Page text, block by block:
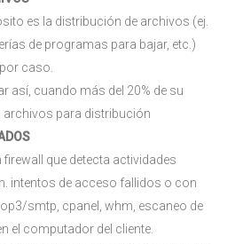
es la distribución de archivos (ej.
de programas para bajar, etc.)
caso.
así, cuando más del 20% de su
archivos para distribución
que detecta actividades
intentos de acceso fallidos o con
smtp, cpanel, whm, escaneo de
el computador del cliente.